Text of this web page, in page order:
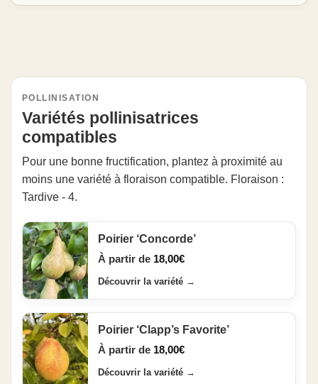
POLLINISATION
Variétés pollinisatrices
compatibles
Pour une bonne fructification, plantez à proximité au
moins une variété à floraison compatible. Floraison :
Tardive - 4.
Poirier ‘Concorde’
À partir de 18,00€
Découvrir la variété →
Poirier ‘Clapp’s Favorite’
À partir de 18,00€
Découvrir la variété →